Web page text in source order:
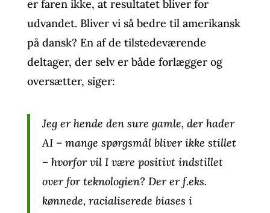
er faren ikke, at resultatet bliver for
udvandet. Bliver vi så bedre til amerikansk
på dansk? En af de tilstedeværende
deltager, der selv er både forlægger og
oversætter, siger:
Jeg er hende den sure gamle, der hader
AI – mange spørgsmål bliver ikke stillet
– hvorfor vil I være positivt indstillet
over for teknologien? Der er f.eks.
kønnede, racialiserede biases i